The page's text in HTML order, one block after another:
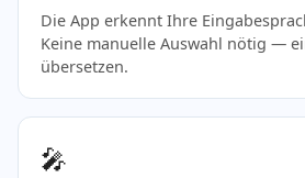
Die App erkennt Ihre
Keine manuelle Auswahl nötig —
übersetzen.
🎤